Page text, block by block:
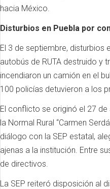
hacia México.
Disturbios en Puebla por
El 3 de septiembre, disturbios
autobús de RUTA destruido y
incendiaron un camión en el
100 policías detuvieron a los
El conflicto se originó el 27
la Normal Rural “Carmen
diálogo con la SEP estatal,
ajenas a la institución. Entre
de directivos.
La SEP reiteró disposición al